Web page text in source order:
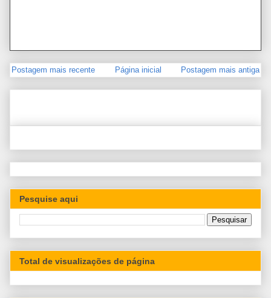
Postagem mais recente Postagem mais antiga
Página inicial
Pesquise aqui
Total de visualizações de página